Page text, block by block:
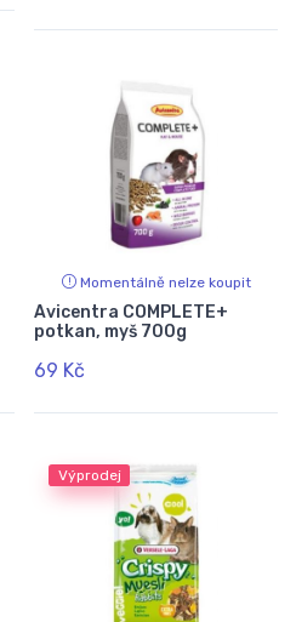
Momentálně nelze koupit
Avicentra COMPLETE+
potkan, myš 700g
69 Kč
Výprodej